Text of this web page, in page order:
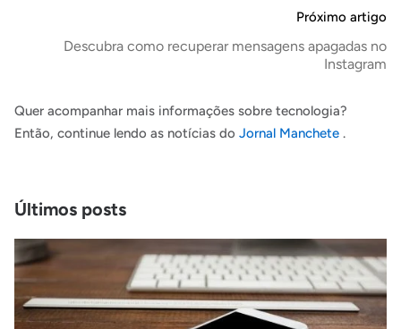
Próximo artigo
Descubra como recuperar mensagens apagadas no
Instagram
Quer acompanhar mais informações sobre tecnologia?
Então, continue lendo as notícias do Jornal Manchete .
Últimos posts